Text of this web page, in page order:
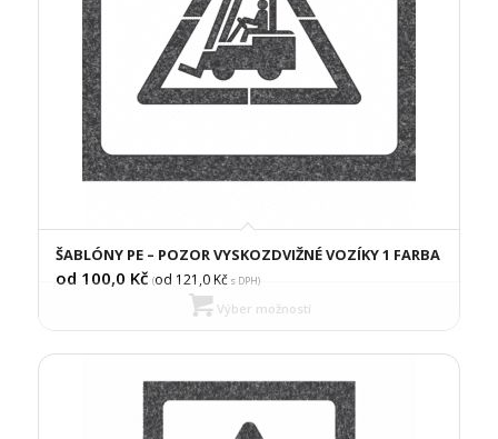
ŠABLÓNY PE – POZOR VYSKOZDVIŽNÉ VOZÍKY 1 FARBA
od 100,0 Kč (od 121,0Kčs DPH)
Výber možností